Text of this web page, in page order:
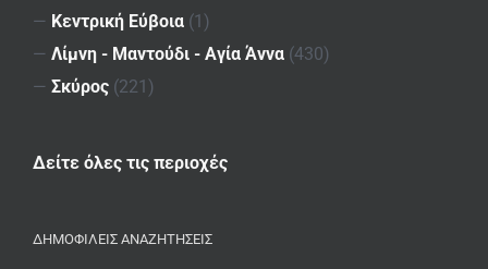
— Κεντρική Εύβοια (1)
— Λίμνη - Μαντούδι - Αγία Άννα (430)
— Σκύρος (221)
Δείτε όλες τις περιοχές
ΔΗΜΟΦΙΛΕΙΣ ΑΝΑΖΗΤΗΣΕΙΣ